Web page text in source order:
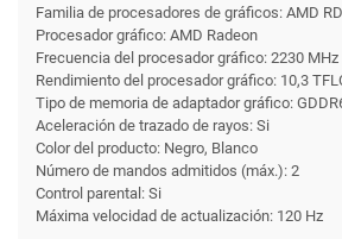
Familia de procesadores de gráficos: AMD
Procesador gráfico: AMD Radeon
Frecuencia del procesador gráfico: 2230 MHz
Rendimiento del procesador gráfico: 10,3
Tipo de memoria de adaptador gráfico:
Aceleración de trazado de rayos: Si
Color del producto: Negro, Blanco
Número de mandos admitidos (máx.): 2
Control parental: Si
Máxima velocidad de actualización: 120 Hz